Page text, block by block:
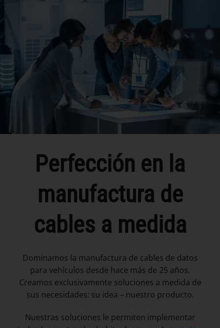
Perfección en la
manufactura de
cables a medida
Dominamos la manufactura de cables de datos
para vehículos desde hace más de 25 años.
Creamos exclusivamente soluciones a medida de
sus necesidades: su idea – nuestro producto.
Nuestras soluciones le permiten implementar